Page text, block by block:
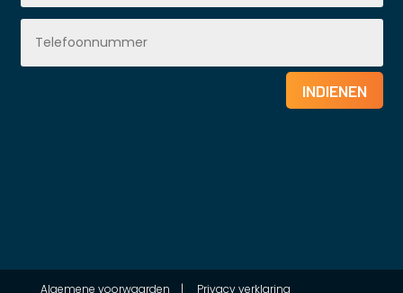
INDIENEN
Algemene voorwaarden | Privacy verklaring